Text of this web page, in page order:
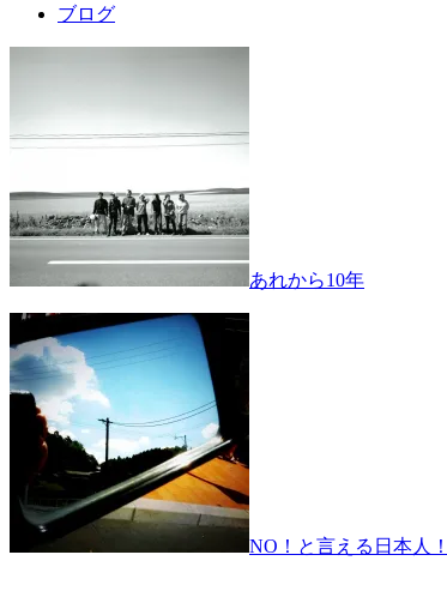
ブログ
あれから10年
NO！と言える日本人！